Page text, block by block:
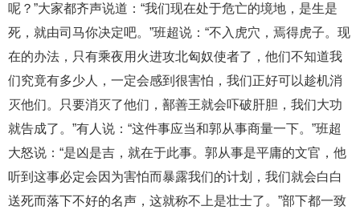
呢？”大家都齐声说道：“我们现在处于危亡的境地，是生是
死，就由司马你决定吧。”班超说：“不入虎穴，焉得虎子。现
在的办法，只有乘夜用火进攻北匈奴使者了，他们不知道我
们究竟有多少人，一定会感到很害怕，我们正好可以趁机消
灭他们。只要消灭了他们，鄯善王就会吓破肝胆，我们大功
就告成了。”有人说：“这件事应当和郭从事商量一下。”班超
大怒说：“是凶是吉，就在于此事。郭从事是平庸的文官，他
听到这事必定会因为害怕而暴露我们的计划，我们就会白白
送死而落下不好的名声，这就称不上是壮士了。”部下都一致